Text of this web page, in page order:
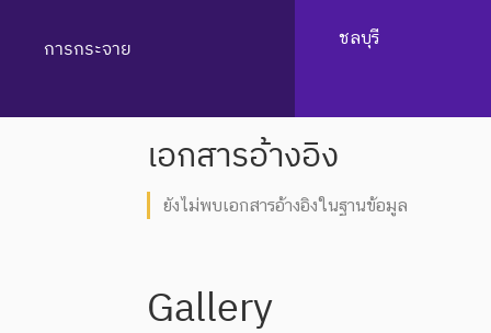
การกระจาย ชลบุรี
เอกสารอ้างอิง
ยังไม่พบเอกสารอ้างอิงในฐานข้อมูล
Gallery